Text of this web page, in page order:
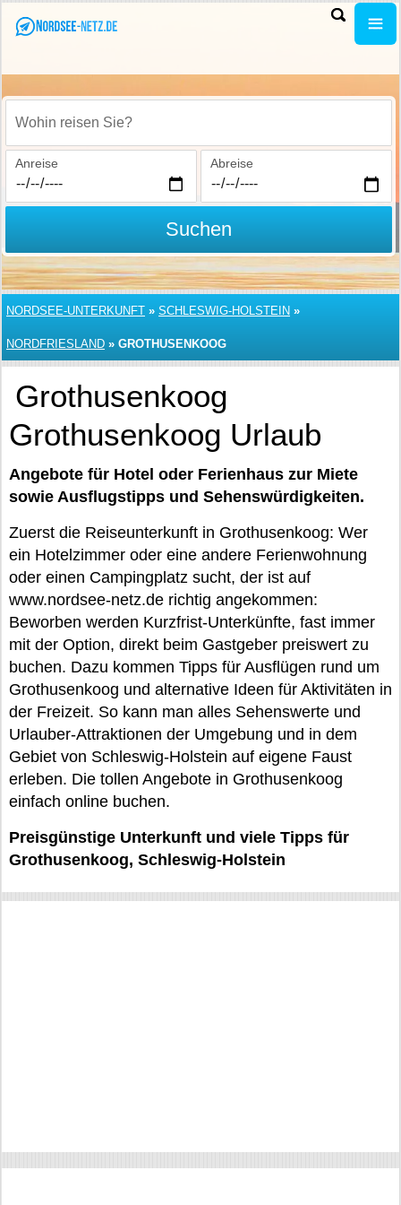
Wohin reisen Sie?
Anreise Abreise
Suchen
NORDSEE-UNTERKUNFT » SCHLESWIG-HOLSTEIN »
NORDFRIESLAND » GROTHUSENKOOG
Grothusenkoog
Grothusenkoog Urlaub
Angebote für Hotel oder Ferienhaus zur Miete
sowie Ausflugstipps und Sehenswürdigkeiten.
Zuerst die Reiseunterkunft in Grothusenkoog: Wer
ein Hotelzimmer oder eine andere Ferienwohnung
oder einen Campingplatz sucht, der ist auf
www.nordsee-netz.de richtig angekommen:
Beworben werden Kurzfrist-Unterkünfte, fast immer
mit der Option, direkt beim Gastgeber preiswert zu
buchen. Dazu kommen Tipps für Ausflügen rund um
Grothusenkoog und alternative Ideen für Aktivitäten in
der Freizeit. So kann man alles Sehenswerte und
Urlauber-Attraktionen der Umgebung und in dem
Gebiet von Schleswig-Holstein auf eigene Faust
erleben. Die tollen Angebote in Grothusenkoog
einfach online buchen.
Preisgünstige Unterkunft und viele Tipps für
Grothusenkoog, Schleswig-Holstein